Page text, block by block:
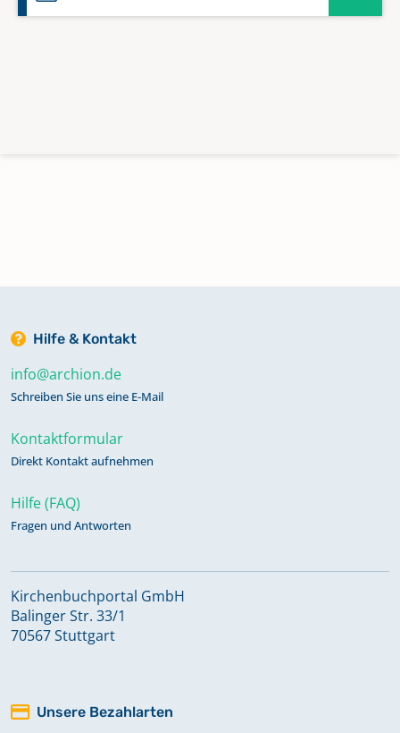
Hilfe & Kontakt
info@archion.de
Schreiben Sie uns eine E-Mail
Kontaktformular
Direkt Kontakt aufnehmen
Hilfe (FAQ)
Fragen und Antworten
Kirchenbuchportal GmbH
Balinger Str. 33/1
70567 Stuttgart
Unsere Bezahlarten